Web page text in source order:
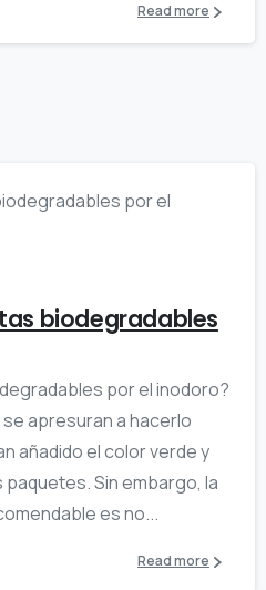
Read more
biodegradables
por el inodoro?
apresuran a hacerlo
añadido el color verde y
Sin embargo, la
es no...
Read more